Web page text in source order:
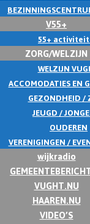
V55+
55+
ZORG/WELZIJN
WELZIJN
ACCOMODATIES EN
GEZONDHEID /
JEUGD /
OUDEREN
VERENIGINGEN /
wijkradio
VUGHT.NU
HAAREN.NU
VIDEO’S